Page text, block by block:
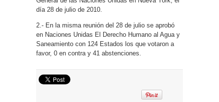
día 28 de julio de 2010.
2.- En la misma reunión del 28 de julio se aprobó
en Naciones Unidas El Derecho Humano al Agua y
Saneamiento con 124 Estados los que votaron a
favor, 0 en contra y 41 abstenciones.